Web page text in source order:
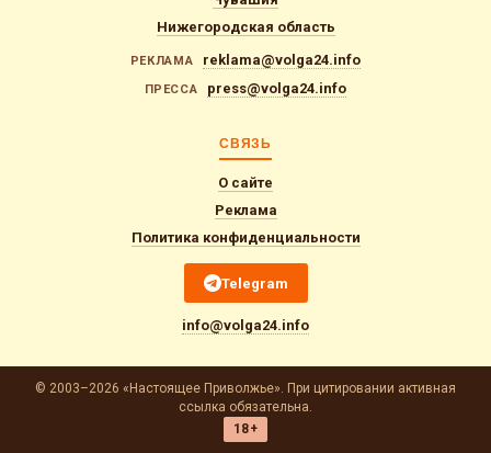
Нижегородская область
РЕКЛАМА reklama@volga24.info
ПРЕССА press@volga24.info
СВЯЗЬ
О сайте
Реклама
Политика конфиденциальности
Telegram
info@volga24.info
© 2003–2026 «Настоящее Приволжье». При цитировании активная
ссылка обязательна.
18+